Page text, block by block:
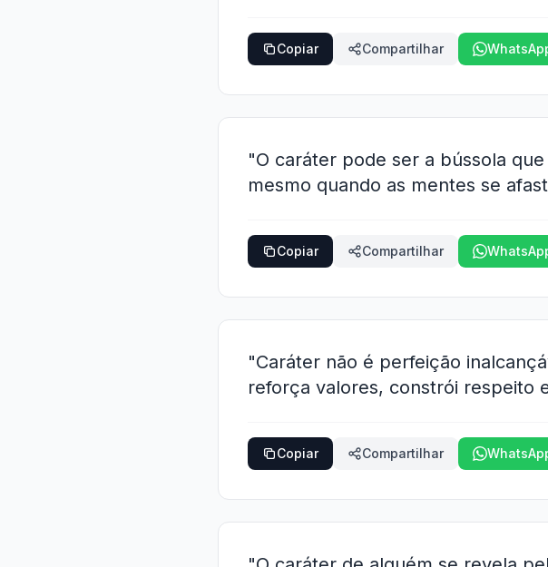
Copiar Compartilhar
"O caráter pode ser a bússola
mesmo quando as mentes se
Copiar Compartilhar
"Caráter não é perfeição
reforça valores, constrói respeito
Copiar Compartilhar